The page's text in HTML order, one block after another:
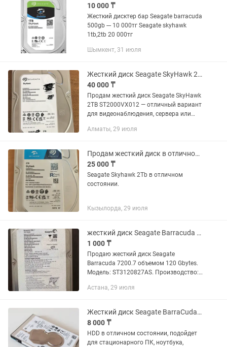
10 000 ₸
Жесткий дисктер бар Seagate barracuda
500gb --- 10 000тг Seagate skyhawk
1tb,2tb 20 000тг
Шымкент, 31 июля
Жесткий диск Seagate SkyHawk 2TB ST2000VX012
40 000 ₸
Продам жесткий диск Seagate SkyHawk
2TB ST2000VX012 — отличный вариант
для видеонаблюдения, сервера или
Интерфейс: SATA ✅ Серия SkyHawk —
Алматы, 29 июля
Продам жесткий диск в отличном состоянии.Seagate Skyhawk 2Tb
25 000 ₸
Seagate Skyhawk 2Tb в отличном
состоянии.
Кызылорда, 29 июля
жесткий диск Seagate Barracuda 7200.7 объемом 120 Gbytes. Модель ST3120827
1 000 ₸
Продаю жесткий диск Seagate
Barracuda 7200.7 объемом 120 Gbytes.
Модель: ST3120827AS. Производство:
Астана, 29 июля
Жесткий диск Seagate BarraCuda 500Gb, 2.5 дюйма, SATAIII
8 000 ₸
HDD в отличном состоянии, подойдет
для стационарного ПК, ноутбука,